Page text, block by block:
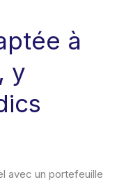
à
y
avec un portefeuille